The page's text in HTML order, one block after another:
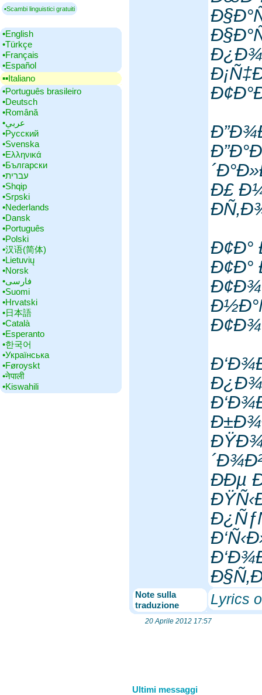
▪Scambi linguistici gratuiti
•‎English
•‎Türkçe
•‎Français
•‎Español
▪▪‎Italiano
•‎Português brasileiro
•‎Deutsch
•‎Română
•‎عربي
•‎Русский
•‎Svenska
•‎Ελληνικά
•‎Български
•‎עברית
•‎Shqip
•‎Srpski
•‎Nederlands
•‎Dansk
•‎Português
•‎Polski
•‎汉语(简体)
•‎Lietuvių
•‎Norsk
•‎فارسی
•‎Suomi
•‎Hrvatski
•‎日本語
•‎Català
•‎Esperanto
•‎한국어
•‎Українська
•‎Føroyskt
•‎नेपाली
•‎Kiswahili
Ð£
Ð¢Ð°
Ð¢Ð°
Ð¢Ð¾
Ð¢Ð¾
ÐÐµ
Note sulla
traduzione
Lyrics
20 Aprile 2012 17:57
Ultimi messaggi